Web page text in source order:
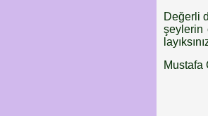
Değerli
şeylerin
Mustafa